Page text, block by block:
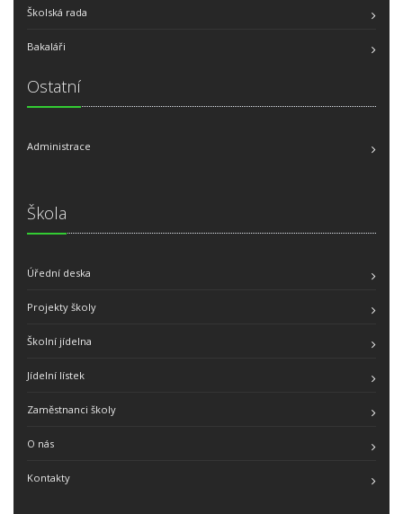
Školská rada
Bakaláři
Ostatní
Administrace
Škola
Úřední deska
Projekty školy
Školní jídelna
Jídelní lístek
Zaměstnanci školy
O nás
Kontakty